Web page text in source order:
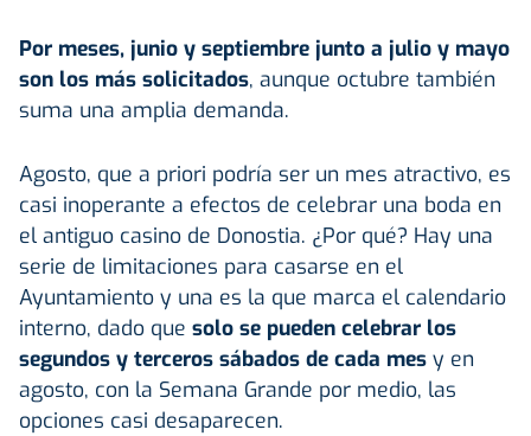
Por meses, junio y septiembre junto a julio y mayo
son los más solicitados, aunque octubre también
suma una amplia demanda.
Agosto, que a priori podría ser un mes atractivo, es
casi inoperante a efectos de celebrar una boda en
el antiguo casino de Donostia. ¿Por qué? Hay una
serie de limitaciones para casarse en el
Ayuntamiento y una es la que marca el calendario
interno, dado que solo se pueden celebrar los
segundos y terceros sábados de cada mes y en
agosto, con la Semana Grande por medio, las
opciones casi desaparecen.